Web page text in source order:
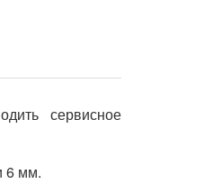
сервисное
6 мм.